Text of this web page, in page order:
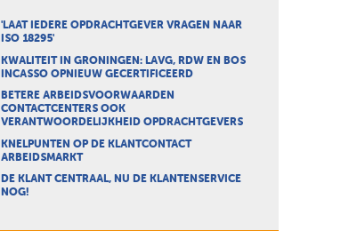
'LAAT IEDERE OPDRACHTGEVER VRAGEN NAAR
ISO 18295'
KWALITEIT IN GRONINGEN: LAVG, RDW EN BOS
INCASSO OPNIEUW GECERTIFICEERD
BETERE ARBEIDSVOORWAARDEN
CONTACTCENTERS OOK
VERANTWOORDELIJKHEID OPDRACHTGEVERS
KNELPUNTEN OP DE KLANTCONTACT
ARBEIDSMARKT
DE KLANT CENTRAAL, NU DE KLANTENSERVICE
NOG!